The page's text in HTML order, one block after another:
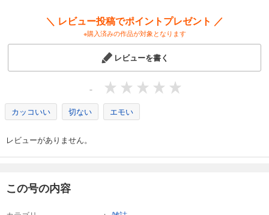
1,188円 (税込)
あらすじを表示する
GOETHE[ゲーテ] 2025年8月号
1,188円 (税込)
あらすじを表示する
GOETHE[ゲーテ] 2025年7月号
＼ レビュー投稿でポイントプレゼント ／
※購入済みの作品が対象となります
レビューを書く
-
カッコいい 切ない エモい
レビューがありません。
この号の内容